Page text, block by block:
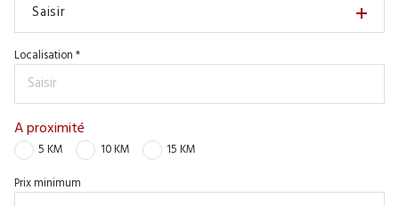
Saisir
Localisation *
A proximité
5 KM 10 KM
15 KM
Prix minimum